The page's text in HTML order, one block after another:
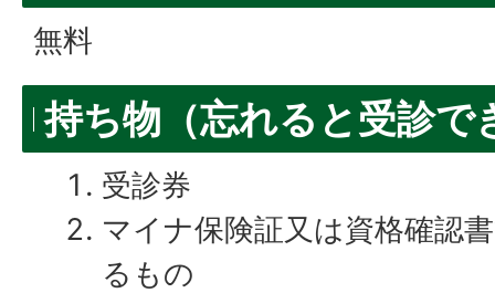
無料
持ち物（忘れると受診で
受診券
マイナ保険証又は資格確認
るもの